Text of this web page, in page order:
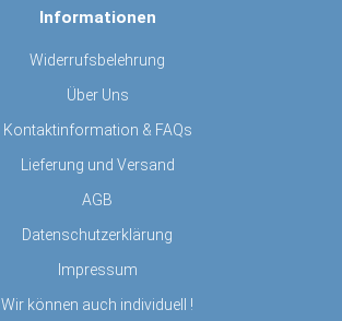
Informationen
Widerrufsbelehrung
Über Uns
Kontaktinformation & FAQs
Lieferung und Versand
AGB
Datenschutzerklärung
Impressum
Wir können auch individuell !